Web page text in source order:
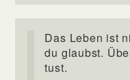
Das Leben ist
du glaubst.
tust.